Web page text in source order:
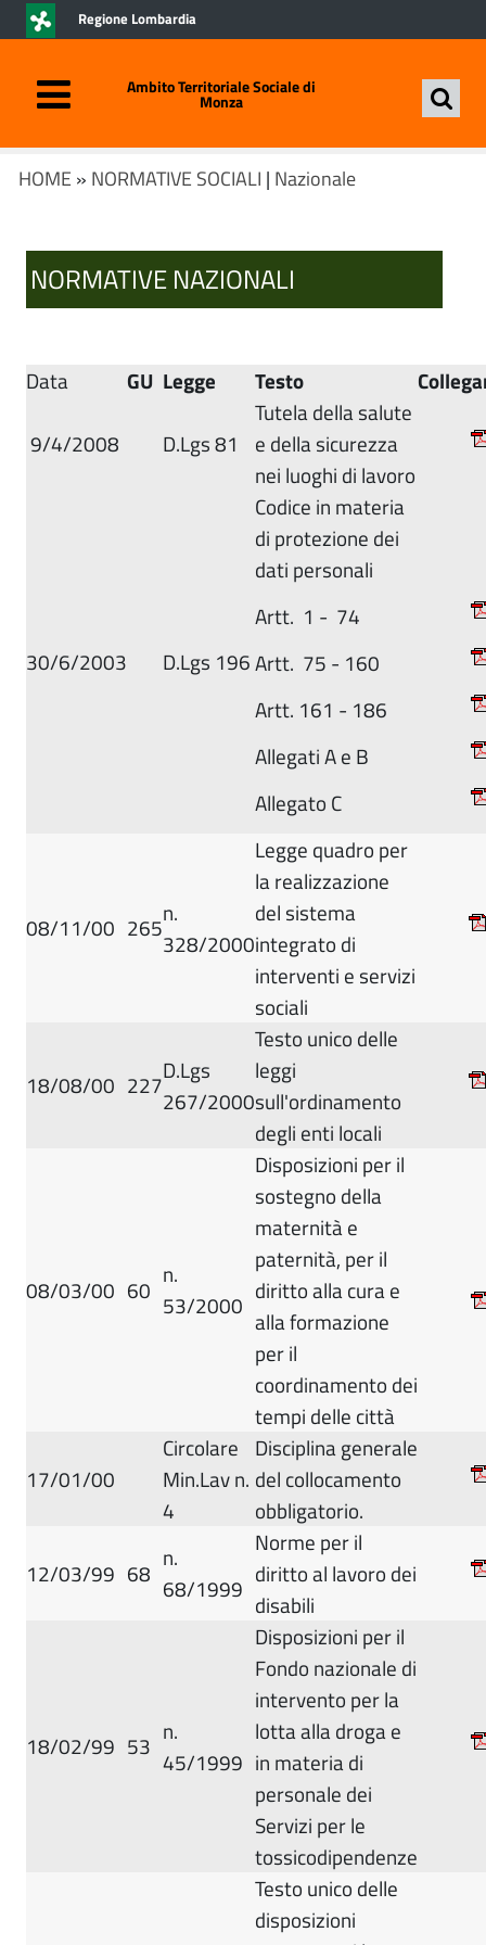
Regione Lombardia
Ambito Territoriale Sociale di
Monza
HOME » NORMATIVE SOCIALI | Nazionale
NORMATIVE NAZIONALI
Data GU Legge Testo
9/4/2008
D.Lgs 81
Tutela della salute
e della sicurezza
nei luoghi di lavoro
30/6/2003 D.Lgs 196
Codice in materia
di protezione dei
dati personali
Artt. 1 - 74
Artt. 75 - 160
Artt. 161 - 186
Allegati A e B
Allegato C
08/11/00 265n.
328/2000
Legge quadro per
la realizzazione
del sistema
integrato di
interventi e servizi
sociali
18/08/00 227D.Lgs
267/2000
Testo unico delle
leggi
sull'ordinamento
degli enti locali
08/03/00 60
n.
53/2000
Disposizioni per il
sostegno della
maternità e
paternità, per il
diritto alla cura e
alla formazione
per il
coordinamento dei
tempi delle città
17/01/00
Circolare
Min.Lav n.
4
Disciplina generale
del collocamento
obbligatorio.
12/03/99 68
n.
68/1999
Norme per il
diritto al lavoro dei
disabili
18/02/99 53 n.
45/1999
Disposizioni per il
Fondo nazionale di
intervento per la
lotta alla droga e
in materia di
personale dei
Servizi per le
tossicodipendenze
Testo unico delle
disposizioni